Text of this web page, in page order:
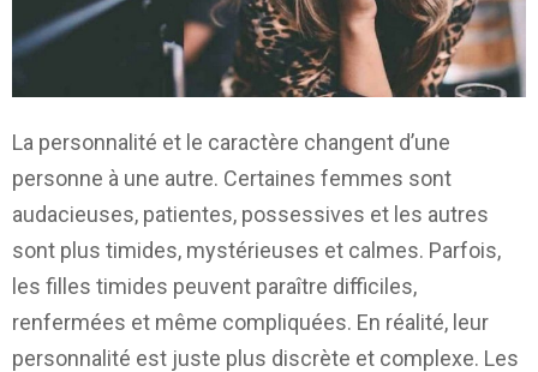
La personnalité et le caractère changent d’une
personne à une autre. Certaines femmes sont
audacieuses, patientes, possessives et les autres
sont plus timides, mystérieuses et calmes. Parfois,
les filles timides peuvent paraître difficiles,
renfermées et même compliquées. En réalité, leur
personnalité est juste plus discrète et complexe. Les